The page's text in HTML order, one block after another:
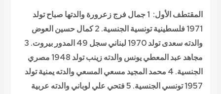
المقتطف الأول:
1 جمال فرج زعرورة والدتها صباح تولد
1971 فلسطينية تونسية الجنسية.
2 كمال حسين العوض
والدته سعدى تولد 1970 لبناني سجل 49 المدور بيروت.
3
مجاهد عبد المعطي يونس والدته زينب تولد 1948 مصري
الجنسية.
4 محمد المجيد مسعي المسعي والدته يمنية تولد
1957 تونسي الجنسية.
5 فتحي علي لوباني والدته عربية